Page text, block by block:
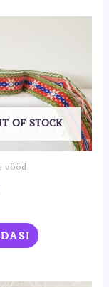
OF STOCK
vööd